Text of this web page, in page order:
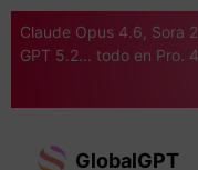
Claude Opus 4.6, Sora
GPT 5.2... todo en Pro.
GlobalGPT